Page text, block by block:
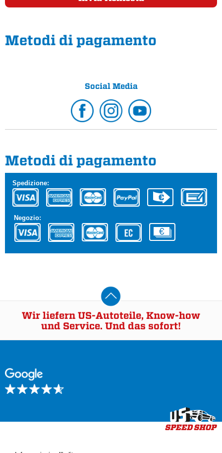
Metodi di pagamento
Social Media
Metodi di pagamento
Spedizione:
Negozio:
Wir liefern US-Autoteile, Know-how
und Service. Und das sofort!